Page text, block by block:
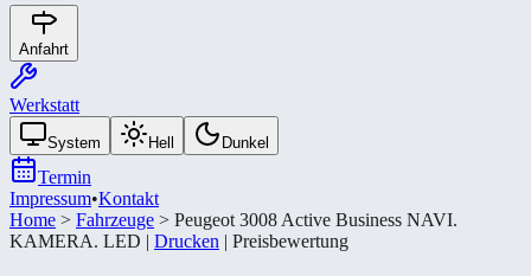
Anfahrt
Werkstatt
System Hell Dunkel
Termin
Impressum•Kontakt
Home > Fahrzeuge > Peugeot 3008 Active Business NAVI.
KAMERA. LED | Drucken | Preisbewertung